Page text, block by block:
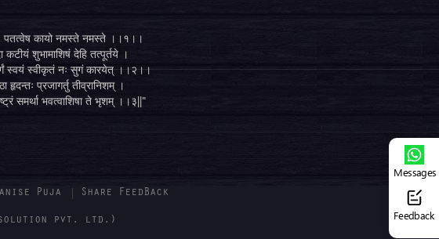
पतत्वेष कायो नमस्ते नमस्ते ।।१।।
कटीयं शुभामाशिषं देहि तत्पूर्तये ।
स्वयं स्वीकृतं नः सुगं कारयेत् ।।२।।
हृदन्तः प्रजागर्तु तीव्रानिशम् ।
समर्था भवत्वाशिषा ते भृशम् ।।३||"
Puja Share FeedBack
solution pvt. ltd.)
Messages
Feedback